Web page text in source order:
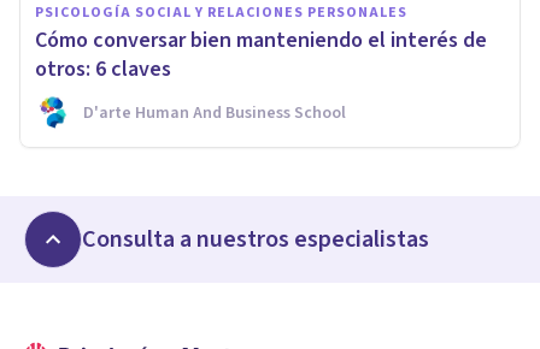
PSICOLOGÍA SOCIAL Y RELACIONES PERSONALES
Cómo conversar bien manteniendo el interés de
otros: 6 claves
D'arte Human And Business School
Consulta a nuestros especialistas